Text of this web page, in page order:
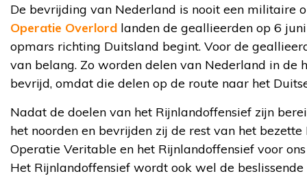
De bevrijding van Nederland is nooit een militaire
Operatie Overlord landen de geallieerden op 6
opmars richting Duitsland begint. Voor de
van belang. Zo worden delen van Nederland in de
bevrijd, omdat die delen op de route naar het
Nadat de doelen van het Rijnlandoffensief zijn
het noorden en bevrijden zij de rest van het
Operatie Veritable en het Rijnlandoffensief voor
Het Rijnlandoffensief wordt ook wel de